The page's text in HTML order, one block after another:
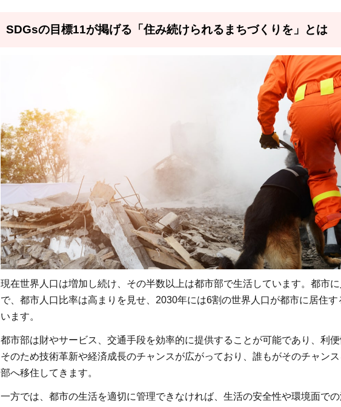
の目
けら
れる
まち
づく
り
を」
とは
2
SDGs
のター
ゲット
にある
「仙台
組
2015-
2030」
とは？
SDGsの目標11が掲げる「住み続けられるまちづくりを」とは
現在世界人口は増加し続け、その半数以上は都市部で生活しています。都市
で、都市人口比率は高まりを見せ、2030年には6割の世界人口が都市に居住す
います。
都市部は財やサービス、交通手段を効率的に提供することが可能であり、利便
そのため技術革新や経済成長のチャンスが広がっており、誰もがそのチャン
部へ移住してきます。
一方では、都市の生活を適切に管理できなければ、生活の安全性や環境面での